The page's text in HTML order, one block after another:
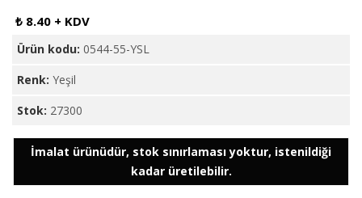
₺ 8.40 + KDV
Ürün kodu: 0544-55-YSL
Renk: Yeşil
Stok: 27300
İmalat ürünüdür, stok sınırlaması yoktur, istenildiği
kadar üretilebilir.